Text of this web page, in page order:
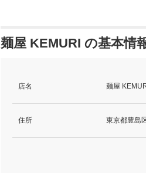
麺屋 KEMURI の基本情
店名 麺屋
住所 東京都豊島